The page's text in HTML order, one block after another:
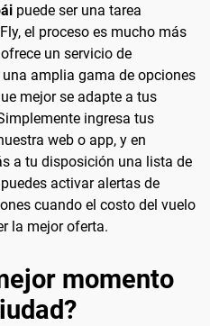
puede ser una tarea
el proceso es mucho más
un servicio de
amplia gama de opciones
mejor se adapte a tus
ingresa tus
web o app, y en
a tu disposición una lista de
activar alertas de
cuando el costo del vuelo
la mejor oferta.
momento